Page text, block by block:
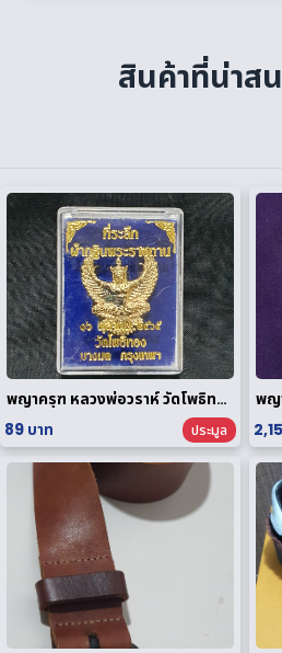
สินค้าที่น่าส
พญาครุฑ หลวงพ่อวราห์ วัดโพธิทอง กฐินพระราชทาน ปี 2564 เนื้อกะไหล่ทอง
89 บาท
ประมูล